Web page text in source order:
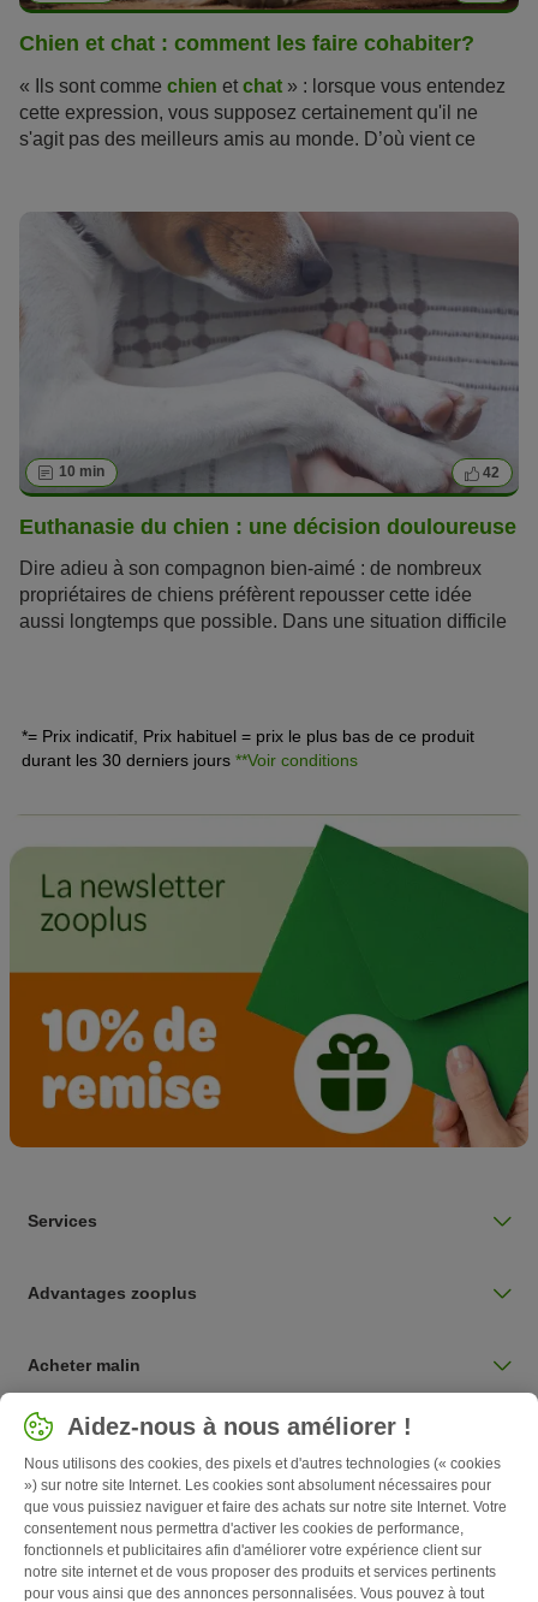
Chien et chat : comment les faire cohabiter?
« Ils sont comme chien et chat » : lorsque vous entendez
cette expression, vous supposez certainement qu'il ne
s'agit pas des meilleurs amis au monde. D’où vient ce
malentendus ? Est-il possible pour un chien et un chat de
vivre dans la même maison et d'être heureux ainsi ? A
première vue, la cohabitation entre chien et chat
présage rien de facile, mais en suivant les conseils de
votre Magazine zooplus, vos efforts et ceux de vos
compagnons porteront rapidement leurs fruits !
10 min 42
Euthanasie du chien : une décision douloureuse
Dire adieu à son compagnon bien-aimé : de nombreux
propriétaires de chiens préfèrent repousser cette idée
aussi longtemps que possible. Dans une situation difficile
différentes phases de la vie des chiens, vous pouvez
également parcourir notre rubriqueadopter un chien
*= Prix indicatif, Prix habituel = prix le plus bas de ce produit
durant les 30 derniers jours **Voir conditions
Services
Advantages zooplus
Acheter malin
Sélectionnez votre pays
Belgique / BE
Follow zooplus
Aidez-nous à nous améliorer !
Nous utilisons des cookies, des pixels et d'autres technologies (« cookies
») sur notre site Internet. Les cookies sont absolument nécessaires pour
que vous puissiez naviguer et faire des achats sur notre site Internet. Votre
consentement nous permettra d'activer les cookies de performance,
fonctionnels et publicitaires afin d'améliorer votre expérience client sur
notre site internet et de vous proposer des produits et services pertinents
pour vous ainsi que des annonces personnalisées. Vous pouvez à tout